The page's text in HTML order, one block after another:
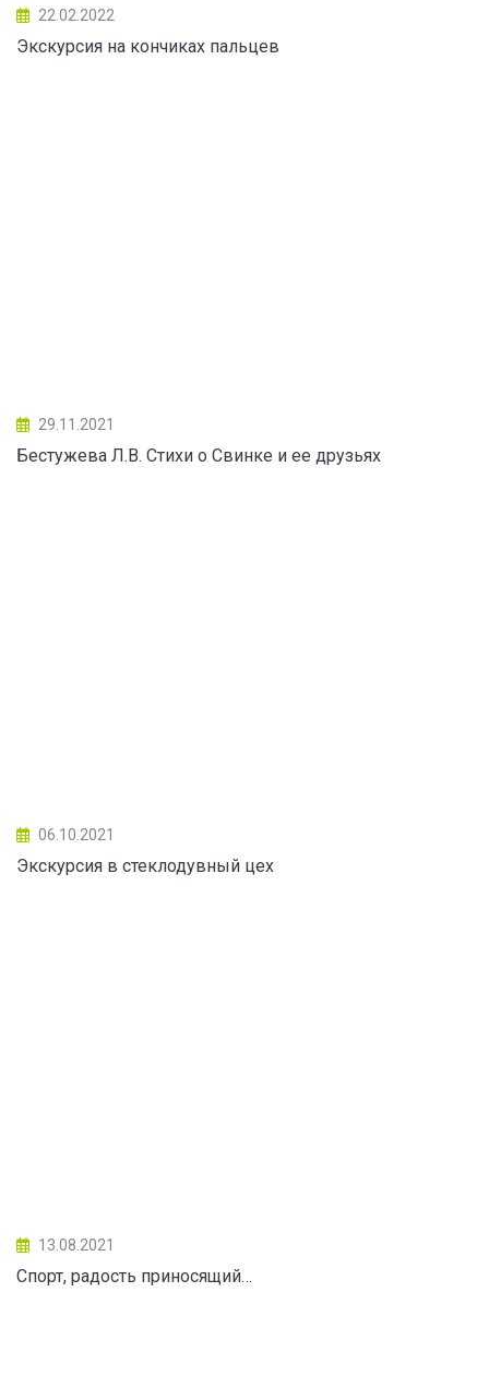
22.02.2022
Экскурсия на кончиках пальцев
29.11.2021
Бестужева Л.В. Стихи о Свинке и ее друзьях
06.10.2021
Экскурсия в стеклодувный цех
13.08.2021
Спорт, радость приносящий…